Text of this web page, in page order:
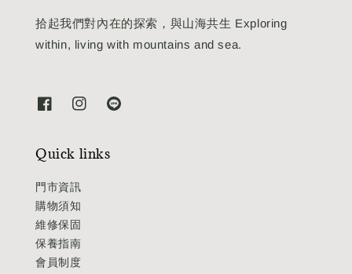
拾起我們對內在的探索，與山海共生 Exploring
within, living with mountains and sea.
Quick links
門市資訊
購物須知
維修保固
保養指南
會員制度